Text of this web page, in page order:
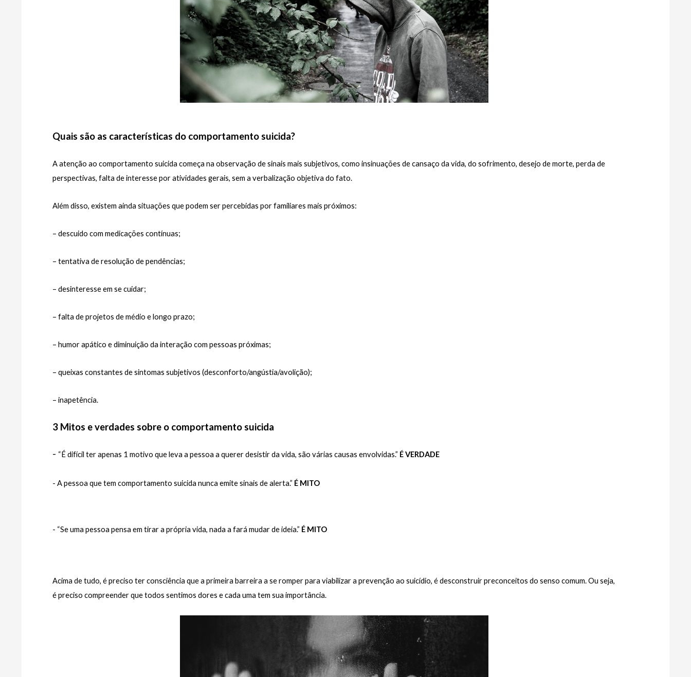
Quais são as características do comportamento suicida?
A atenção ao comportamento suicida começa na observação de sinais mais subjetivos, como insinuações de cansaço da vida, do sofrimento, desejo de morte, perda de
perspectivas, falta de interesse por atividades gerais, sem a verbalização objetiva do fato.
Além disso, existem ainda situações que podem ser percebidas por familiares mais próximos:
– descuido com medicações contínuas;
– tentativa de resolução de pendências;
– desinteresse em se cuidar;
– falta de projetos de médio e longo prazo;
– humor apático e diminuição da interação com pessoas próximas;
– queixas constantes de sintomas subjetivos (desconforto/angústia/avolição);
– inapetência.
3 Mitos e verdades sobre o comportamento suicida
- “É difícil ter apenas 1 motivo que leva a pessoa a querer desistir da vida, são várias causas envolvidas.” É VERDADE
- A pessoa que tem comportamento suicida nunca emite sinais de alerta.” É MITO
- “Se uma pessoa pensa em tirar a própria vida, nada a fará mudar de ideia.” É MITO
Acima de tudo, é preciso ter consciência que a primeira barreira a se romper para viabilizar a prevenção ao suicídio, é desconstruir preconceitos do senso comum. Ou seja,
é preciso compreender que todos sentimos dores e cada uma tem sua importância.